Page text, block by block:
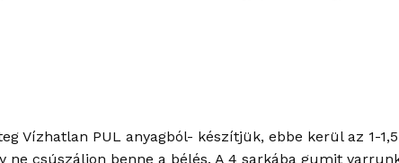
Vízhatlan PUL anyagból- készítjük, ebbe kerül az 1-
ne csúszáljon benne a bélés. A 4 sarkába gumit